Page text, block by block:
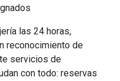
las 24 horas,
reconocimiento de
servicios de
con todo: reservas